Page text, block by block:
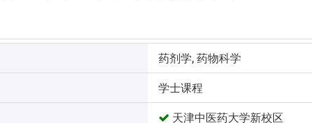
药剂学, 药物科学
学士课程
天津中医药大学新校区